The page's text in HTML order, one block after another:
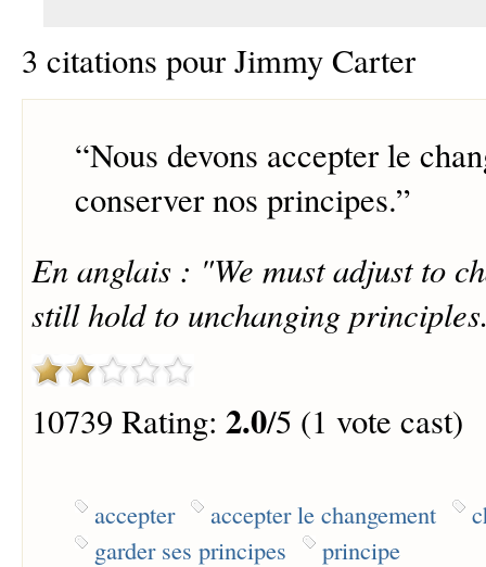
3 citations pour Jimmy Carter
“Nous devons accepter le
conserver nos principes.”
En anglais : "We must adjust to
still hold to unchanging
10739 Rating: 2.0/5 (1 vote cast)
accepter accepter le changement
garder ses principes
principe